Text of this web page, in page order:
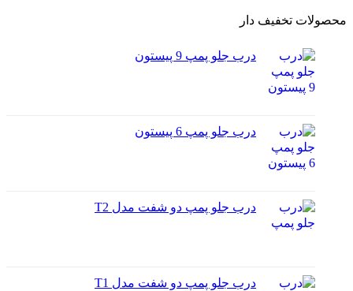
محصولات تخفیف دار
درب جلو پمپ 9 پیستون
درب جلو پمپ 6 پیستون
درب جلو پمپ دو شفت مدل T2
درب جلو پمپ دو شفت مدل T1